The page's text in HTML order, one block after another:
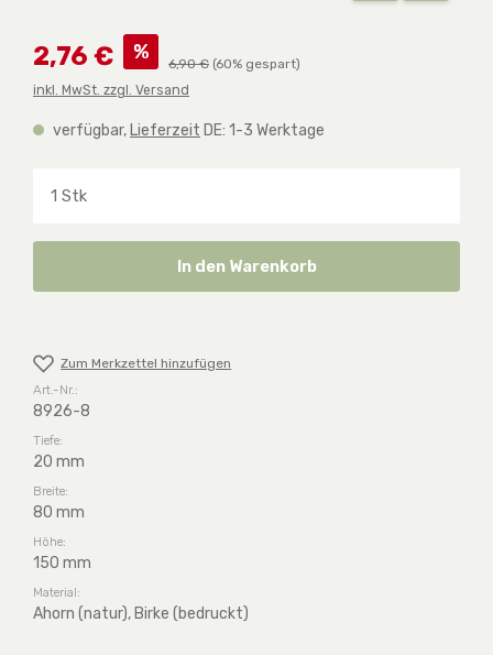
Verkaufspreis:
2,76 € % Regulärer Preis:
6,90 € (60% gespart)
inkl. MwSt. zzgl. Versand
verfügbar, Lieferzeit DE: 1-3 Werktage
In den Warenkorb
Zum Merkzettel hinzufügen
Art.-Nr.:
8926-8
Tiefe:
20 mm
Breite:
80 mm
Höhe:
150 mm
Material:
Ahorn (natur), Birke (bedruckt)